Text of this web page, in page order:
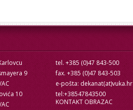
9
10
tel. +385 (0)47 843-500
fax. +385 (0)47 843-503
e-pošta: dekanat(at)vuka.hr
tel:+38547843500
KONTAKT OBRAZAC